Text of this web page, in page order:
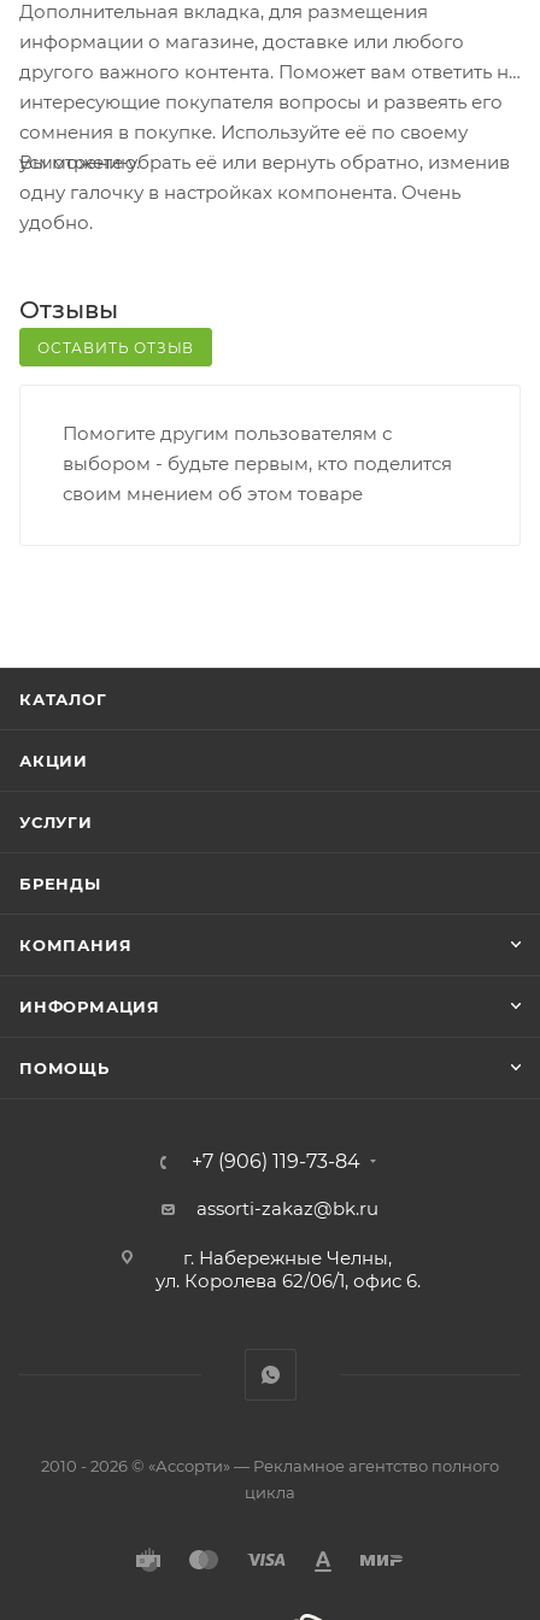
получения заказа обратитесь к сотруднику в
кассовой зоне и назовите номер.
Постамат. Когда заказ поступит на точку, на ваш
телефон или e-mail придет уникальный код.
Заказ нужно оплатить в терминале постамата.
Срок хранения — 3 дня.
Почтовая доставка через почту России. Когда
оценить состояние коробки: вес, целостность.
Вскрывать коробку самостоятельно вы можете
не должна превышать 100 000 р.
Дополнительная вкладка, для размещения
информации о магазине, доставке или любого
другого важного контента. Поможет вам ответить на
интересующие покупателя вопросы и развеять его
сомнения в покупке. Используйте её по своему
усмотрению.
Вы можете убрать её или вернуть обратно, изменив
одну галочку в настройках компонента. Очень
удобно.
Отзывы
ОСТАВИТЬ ОТЗЫВ
Помогите другим пользователям с
выбором - будьте первым, кто поделится
своим мнением об этом товаре
КАТАЛОГ
АКЦИИ
УСЛУГИ
БРЕНДЫ
КОМПАНИЯ
ИНФОРМАЦИЯ
ПОМОЩЬ
+7 (906) 119-73-84
assorti-zakaz@bk.ru
г. Набережные Челны,
ул. Королева 62/06/1, офис 6.
2010 - 2026 © «Ассорти» — Рекламное агентство полного
цикла